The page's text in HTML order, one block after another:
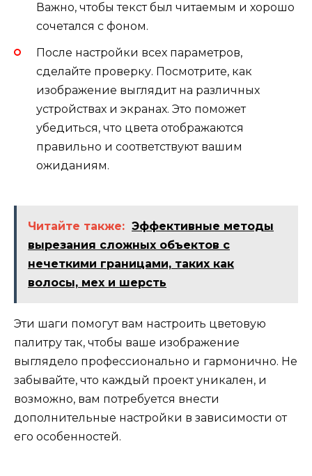
Важно, чтобы текст был читаемым и хорошо
сочетался с фоном.
После настройки всех параметров,
сделайте проверку. Посмотрите, как
изображение выглядит на различных
устройствах и экранах. Это поможет
убедиться, что цвета отображаются
правильно и соответствуют вашим
ожиданиям.
Читайте также: Эффективные методы
вырезания сложных объектов с
нечеткими границами, таких как
волосы, мех и шерсть
Эти шаги помогут вам настроить цветовую
палитру так, чтобы ваше изображение
выглядело профессионально и гармонично. Не
забывайте, что каждый проект уникален, и
возможно, вам потребуется внести
дополнительные настройки в зависимости от
его особенностей.